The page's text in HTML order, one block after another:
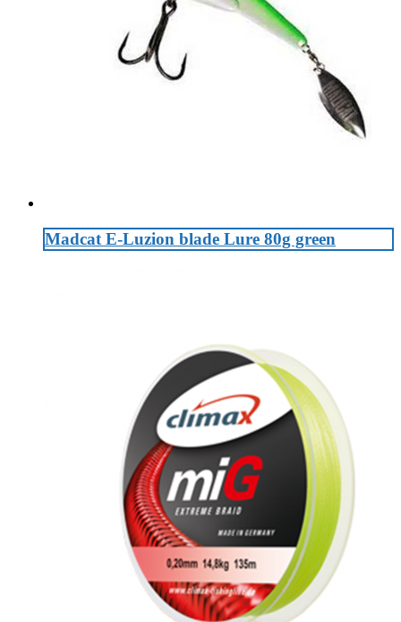
Madcat E-Luzion blade Lure 80g green